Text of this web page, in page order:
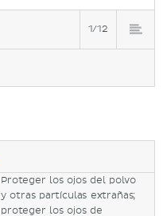
1/12
Proteger los ojos del polvo
y otras partículas extrañas;
proteger los ojos de